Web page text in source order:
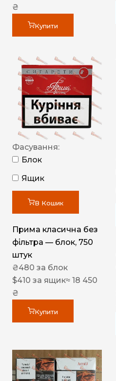
₴
Купити
Фасування:
Блок
Ящик
В Кошик
Прима класична без
фільтра — блок, 750
штук
₴480 за блок
$410 за ящик≈ 18 450
₴
Купити